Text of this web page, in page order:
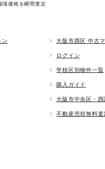
場価格を瞬間査定
ン 大阪市西区 中古
ログイン
学校区別物件一覧
購入ガイド
大阪市中央区・
不動産売却無料査